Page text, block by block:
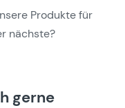
Produkte für
nächste?
gerne